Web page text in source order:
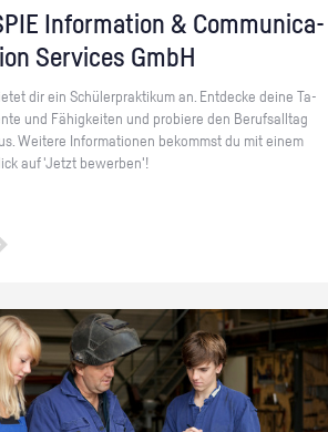
In­for­ma­ti­on & Com­mu­ni­ca­
Ser­vices GmbH
dir ein Schü­ler­prak­ti­kum an. Ent­de­cke deine Ta­
und Fä­hig­kei­ten und pro­bie­re den Be­rufs­all­tag
Wei­te­re In­for­ma­tio­nen be­kommst du mit einem
auf 'Jetzt be­wer­ben'!